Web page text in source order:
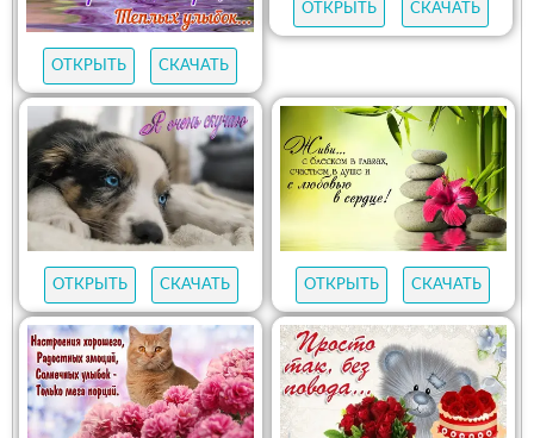
ОТКРЫТЬ СКАЧАТЬ
ОТКРЫТЬ СКАЧАТЬ
ОТКРЫТЬ СКАЧАТЬ ОТКРЫТЬ СКАЧАТЬ